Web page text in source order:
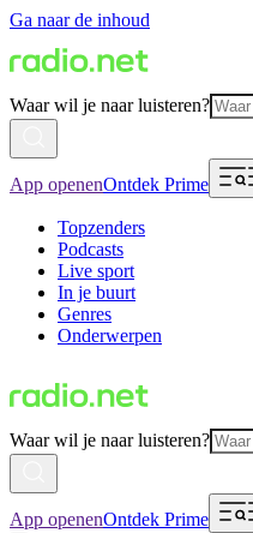
Ga naar de inhoud
Waar wil je naar luisteren?
App openenOntdek Prime
Topzenders
Podcasts
Live sport
In je buurt
Genres
Onderwerpen
Waar wil je naar luisteren?
App openenOntdek Prime